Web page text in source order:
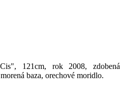
121cm, rok 2008, zdobená
baza, orechové moridlo.